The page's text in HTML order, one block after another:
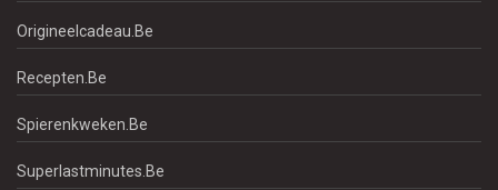
Origineelcadeau.be
Recepten.be
Spierenkweken.be
Superlastminutes.be